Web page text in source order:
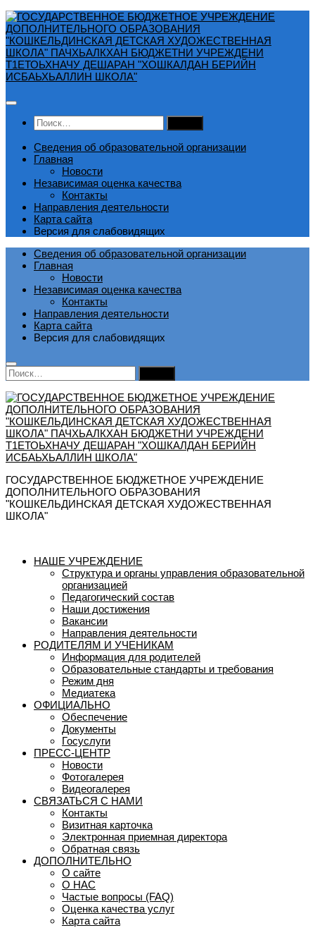
Перейти
к
содержимому
Найти:
Сведения об образовательной организации
Главная
Новости
Независимая оценка качества
Контакты
Направления деятельности
Карта сайта
Версия для слабовидящих
Сведения об образовательной организации
Главная
Новости
Независимая оценка качества
Контакты
Направления деятельности
Карта сайта
Версия для слабовидящих
Найти:
ГОСУДАРСТВЕННОЕ БЮДЖЕТНОЕ УЧРЕЖДЕНИЕ
ДОПОЛНИТЕЛЬНОГО ОБРАЗОВАНИЯ
"КОШКЕЛЬДИНСКАЯ ДЕТСКАЯ ХУДОЖЕСТВЕННАЯ
ШКОЛА"
НАШЕ УЧРЕЖДЕНИЕ
Структура и органы управления образовательной
организацией
Педагогический состав
Наши достижения
Вакансии
Направления деятельности
РОДИТЕЛЯМ И УЧЕНИКАМ
Информация для родителей
Образовательные стандарты и требования
Режим дня
Медиатека
ОФИЦИАЛЬНО
Обеспечение
Документы
Госуслуги
ПРЕСС-ЦЕНТР
Новости
Фотогалерея
Видеогалерея
СВЯЗАТЬСЯ С НАМИ
Контакты
Визитная карточка
Электронная приемная директора
Обратная связь
ДОПОЛНИТЕЛЬНО
О сайте
О НАС
Частые вопросы (FAQ)
Оценка качества услуг
Карта сайта